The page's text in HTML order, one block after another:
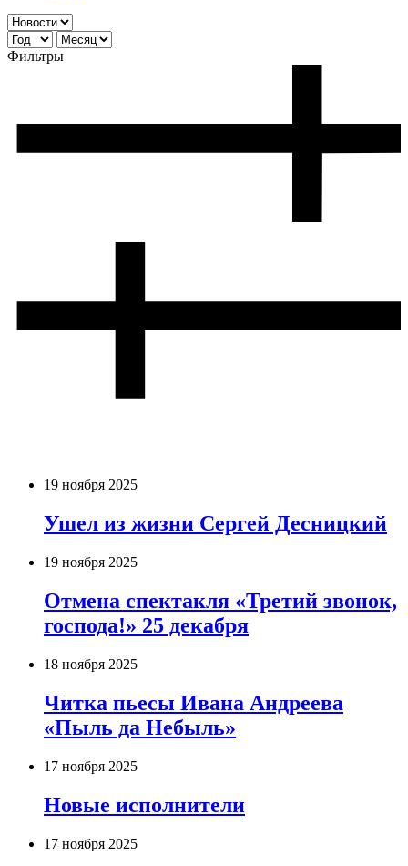
Фильтры
19 ноября 2025
Ушел из жизни Сергей Десницкий
19 ноября 2025
Отмена спектакля «Третий звонок,
господа!» 25 декабря
18 ноября 2025
Читка пьесы Ивана Андреева
«Пыль да Небыль»
17 ноября 2025
Новые исполнители
17 ноября 2025